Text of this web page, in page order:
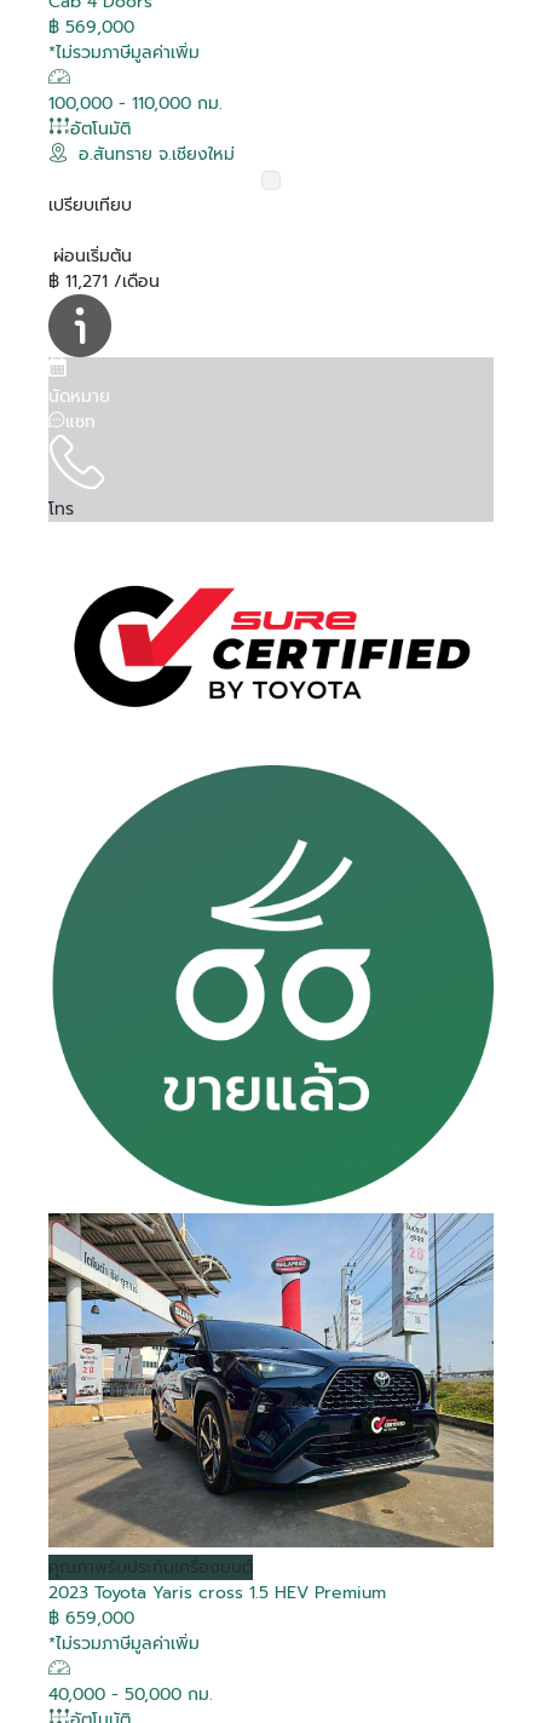
฿ 569,000
*ไม่รวมภาษีมูลค่าเพิ่ม
100,000 - 110,000 กม.
อัตโนมัติ
อ.สันทราย จ.เชียงใหม่
เปรียบเทียบ
ผ่อนเริ่มต้น
฿ 11,271 /เดือน
นัดหมาย
แชท
โทร
คุณภาพรับประกันเครื่องยนต์
2023 Toyota Yaris cross 1.5 HEV Premium
฿ 659,000
*ไม่รวมภาษีมูลค่าเพิ่ม
40,000 - 50,000 กม.